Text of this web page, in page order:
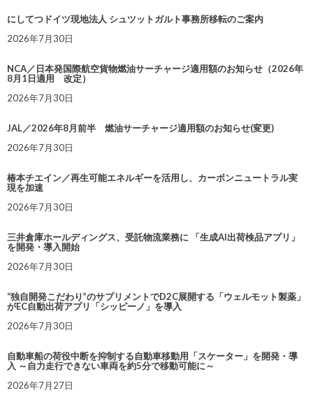
にしてつドイツ現地法人 シュツットガルト事務所移転のご案内
2026年7月30日
NCA／日本発国際航空貨物燃油サーチャージ適用額のお知らせ（2026年
8月1日適用 改定）
2026年7月30日
JAL／2026年8月前半 燃油サーチャージ適用額のお知らせ(変更)
2026年7月30日
椿本チエイン／再生可能エネルギーを活用し、カーボンニュートラル実
現を加速
2026年7月30日
三井倉庫ホールディングス、受託物流業務に 「生成AI出荷検品アプリ」
を開発・導入開始
2026年7月30日
“独自開発こだわり”のサプリメントでD2C展開する「ウェルモット製薬」
がEC自動出荷アプリ「シッピーノ」を導入
2026年7月30日
自動車船の荷役中断を抑制する自動車移動用「スケーター」を開発・導
入 ～自力走行できない車両を約5分で移動可能に～
2026年7月27日